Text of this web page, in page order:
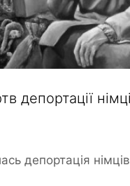
депортації
депортація